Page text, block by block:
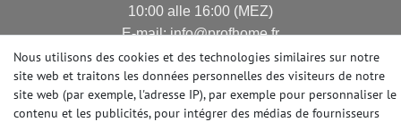
10:00 alle 16:00 (MEZ)
E-mail: info@profhome.fr
MODES DE PAIEMENT
Nous utilisons des cookies et des technologies similaires sur notre
site web et traitons les données personnelles des visiteurs de notre
site web (par exemple, l'adresse IP), par exemple pour personnaliser le
contenu et les publicités, pour intégrer des médias de fournisseurs